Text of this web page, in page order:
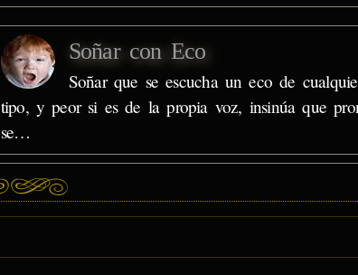
Soñar con Eco
Soñar que se escucha un eco de
tipo, y peor si es de la propia voz, insinúa que
se…